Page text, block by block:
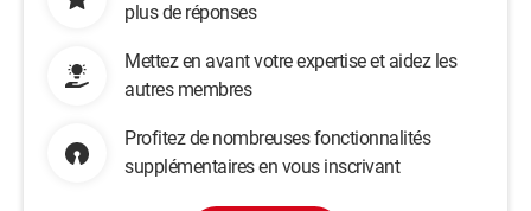
plus de réponses
Mettez en avant votre expertise et aidez les
autres membres
Profitez de nombreuses fonctionnalités
supplémentaires en vous inscrivant